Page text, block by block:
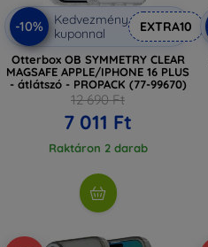
-10%
Kedvezmény
kuponnal
EXTRA10
Otterbox OB SYMMETRY CLEAR
MAGSAFE APPLE/IPHONE 16 PLUS
- átlátszó - PROPACK (77-99670)
12 690 Ft
7 011 Ft
Raktáron 2 darab